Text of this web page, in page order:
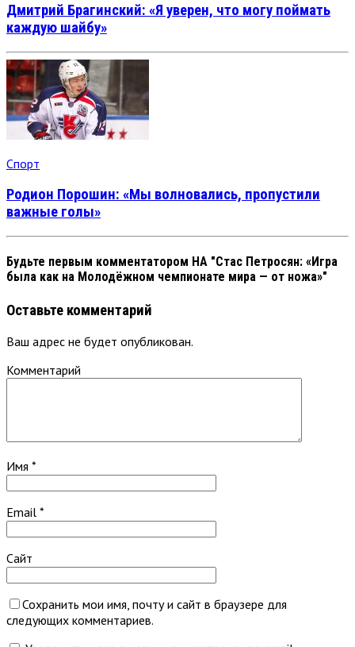
Дмитрий Брагинский: «Я уверен, что могу поймать
каждую шайбу»
Спорт
Родион Порошин: «Мы волновались, пропустили
важные голы»
Будьте первым комментатором НА "Стас Петросян: «Игра
была как на Молодёжном чемпионате мира — от ножа»"
Оставьте комментарий
Ваш адрес не будет опубликован.
Комментарий
Имя *
Email *
Сайт
Сохранить мои имя, почту и сайт в браузере для
следующих комментариев.